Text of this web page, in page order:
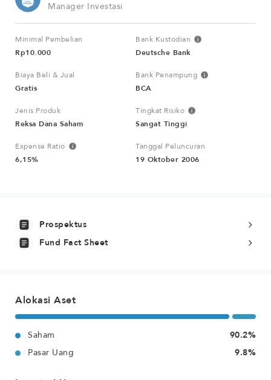
Manager Investasi
Minimal Pembelian
Rp10.000
Bank Kustodian
Deutsche Bank
Biaya Beli & Jual
Gratis
Bank Penampung
BCA
Jenis Produk
Reksa Dana Saham
Tingkat Risiko
Sangat Tinggi
Expense Ratio
6,15%
Tanggal Peluncuran
19 Oktober 2006
Prospektus
Fund Fact Sheet
Alokasi Aset
Saham
90.2%
Pasar Uang
9.8%